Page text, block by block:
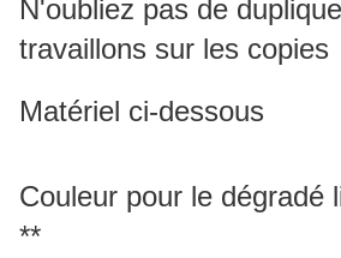
N'oubliez pas de
travaillons sur les copies
Matériel ci-dessous
Couleur pour le dégradé
**